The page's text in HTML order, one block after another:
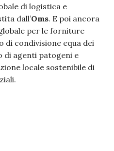
di logistica e
dall’Oms. E poi ancora
per le forniture
di condivisione equa dei
di agenti patogeni e
locale sostenibile di